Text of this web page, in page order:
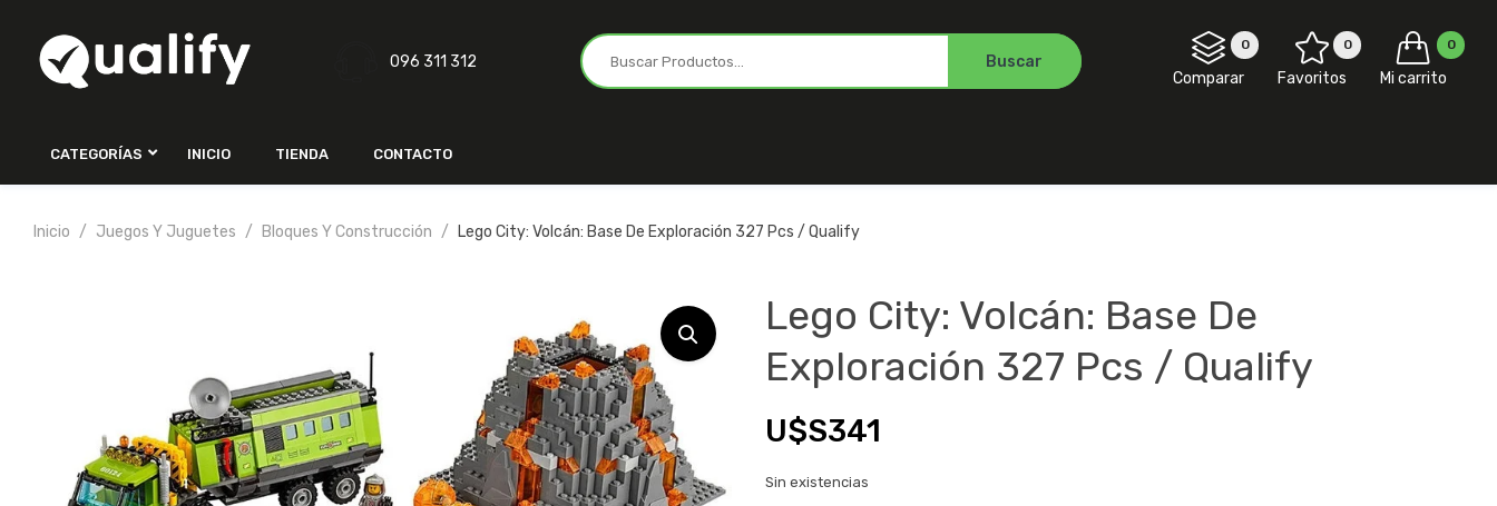
096 311 312
0
Comparar
0
Favoritos
0
Mi carrito
CATEGORÍAS INICIO TIENDA CONTACTO
Inicio Juegos Y Juguetes Bloques Y Construcción Lego City: Volcán: Base De Exploración 327 Pcs / Qualify
Lego City: Volcán: Base De
Exploración 327 Pcs / Qualify
U$S341
Sin existencias